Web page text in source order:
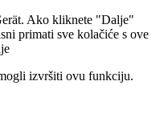
Ako kliknete "Dalje"
primati sve kolačiće s ove
izvršiti ovu funkciju.